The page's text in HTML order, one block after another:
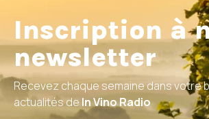
Inscription à
newsletter
Recevez chaque semaine dans votre
actualités de In Vino Radio